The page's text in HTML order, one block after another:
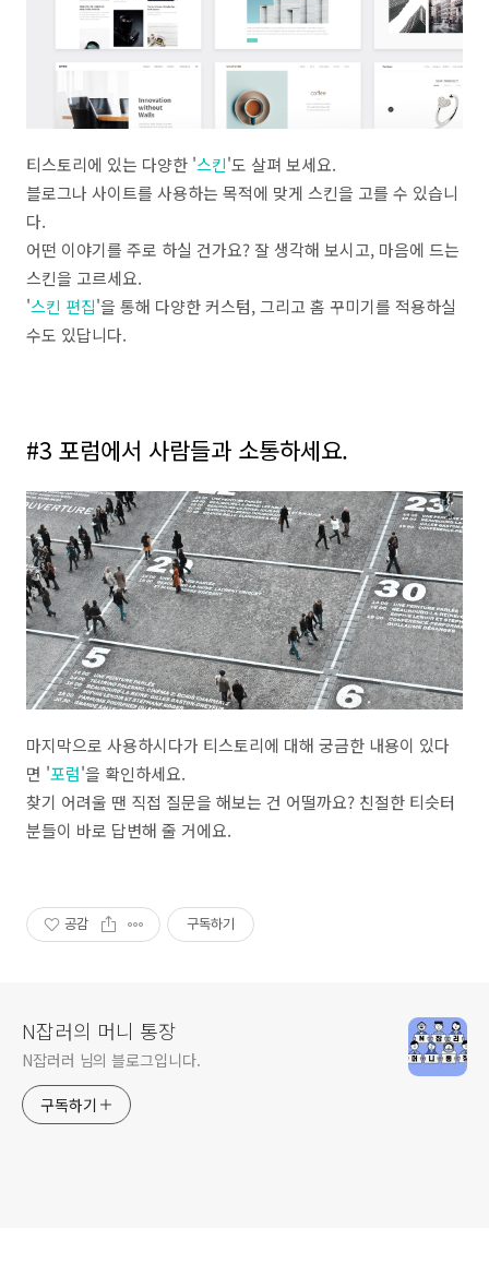
티스토리에 있는 다양한 '스킨'도 살펴 보세요.
블로그나 사이트를 사용하는 목적에 맞게 스킨을 고를 수 있습니
다.
어떤 이야기를 주로 하실 건가요? 잘 생각해 보시고, 마음에 드는
스킨을 고르세요.
'스킨 편집'을 통해 다양한 커스텀, 그리고 홈 꾸미기를 적용하실
수도 있답니다.
#3 포럼에서 사람들과 소통하세요.
마지막으로 사용하시다가 티스토리에 대해 궁금한 내용이 있다
면 '포럼'을 확인하세요.
찾기 어려울 땐 직접 질문을 해보는 건 어떨까요? 친절한 티슷터
분들이 바로 답변해 줄 거에요.
공감 구독하기
N잡러의 머니 통장
N잡러러 님의 블로그입니다.
구독하기